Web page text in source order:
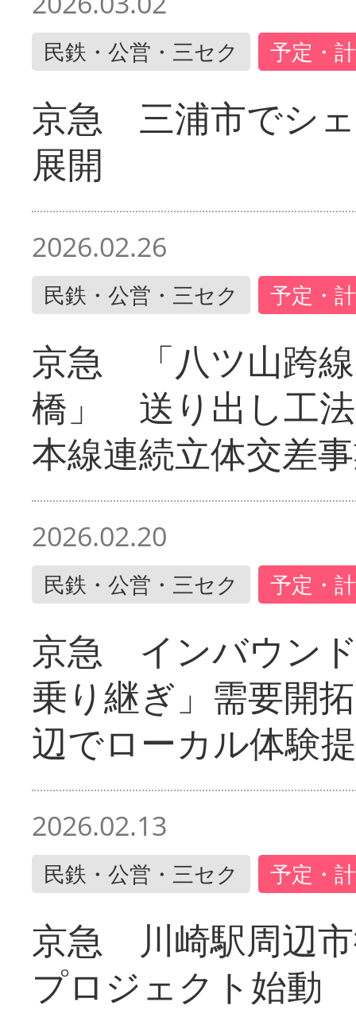
民鉄・公営・三セク 予定・
京急 三浦市でシ
展開
2026.02.26
民鉄・公営・三セク 予定・
京急 「八ツ山跨
橋」 送り出し工
本線連続立体交差
2026.02.20
民鉄・公営・三セク 予定・
京急 インバウン
乗り継ぎ」需要開
辺でローカル体験
2026.02.13
民鉄・公営・三セク 予定・
京急 川崎駅周辺
プロジェクト始動